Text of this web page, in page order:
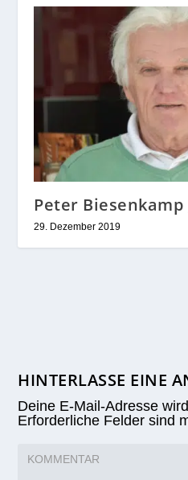
Peter
29. Dezember 2019
HINTERLASSE EINE
Deine E-Mail-Adresse
Erforderliche Felder sind